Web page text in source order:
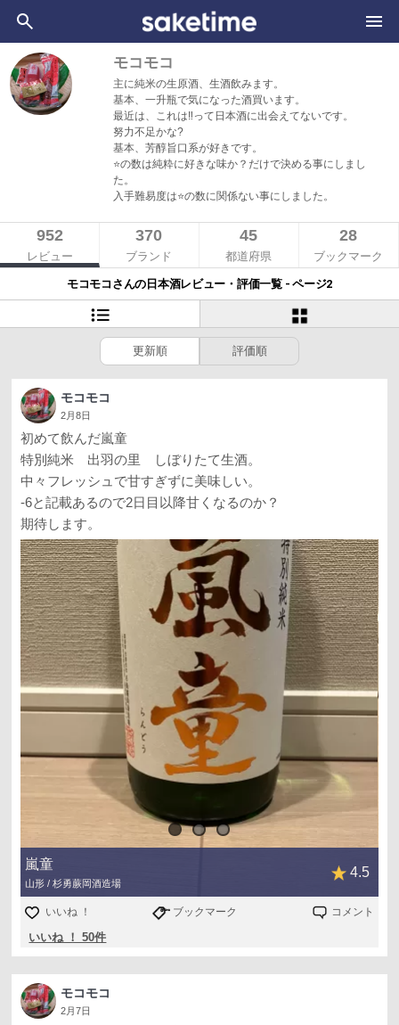
モコモコ
主に純米の生原酒、生酒飲みます。
基本、一升瓶で気になった酒買います。
最近は、これは‼️って日本酒に出会えてないです。
努力不足かな?
基本、芳醇旨口系が好きです。
⭐️の数は純粋に好きな味か？だけで決める事にしまし
た。
入手難易度は⭐️の数に関係ない事にしました。
952
レビュー
370
ブランド
45
都道府県
28
ブックマーク
モコモコさんの日本酒レビュー・評価一覧 - ページ2
更新順 評価順
モコモコ
2月8日
初めて飲んだ嵐童
特別純米 出羽の里 しぼりたて生酒。
中々フレッシュで甘すぎずに美味しい。
-6と記載あるので2日目以降甘くなるのか？
期待します。
嵐童
山形 / 杉勇蕨岡酒造場
4.5
いいね ！ ブックマーク コメント
いいね ！ 50件
モコモコ
2月7日